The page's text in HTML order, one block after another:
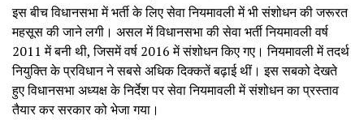
इस बीच विधानसभा में भर्ती के लिए सेवा नियमावली में भी संशोधन की जरूरत
महसूस की जाने लगी। असल में विधानसभा की सेवा भर्ती नियमावली वर्ष
2011 में बनी थी, जिसमें वर्ष 2016 में संशोधन किए गए। नियमावली में तदर्थ
नियुक्ति के प्रविधान ने सबसे अधिक दिक्कतें बढ़ाई थीं। इस सबको देखते
हुए विधानसभा अध्यक्ष के निर्देश पर सेवा नियमावली में संशोधन का प्रस्ताव
तैयार कर सरकार को भेजा गया।